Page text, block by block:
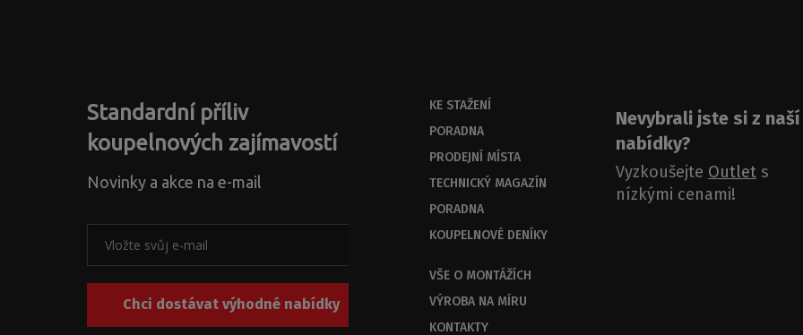
Standardní příliv
koupelnových zajímavostí
Novinky a akce na e-mail
Chci dostávat výhodné nabídky
KE STAŽENÍ
PORADNA
PRODEJNÍ MÍSTA
TECHNICKÝ MAGAZÍN
PORADNA
KOUPELNOVÉ DENÍKY
VŠE O MONTÁŽÍCH
VÝROBA NA MÍRU
KONTAKTY
Nevybrali jste si z naší
nabídky?
Vyzkoušejte Outlet s
nízkými cenami!